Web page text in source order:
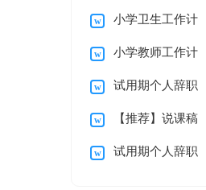
范文集锦7篇
小学卫生工作计
划 小学教师工作计
划 试用期个人辞职
报告范文7篇【推荐】说课稿
3篇 试用期个人辞职